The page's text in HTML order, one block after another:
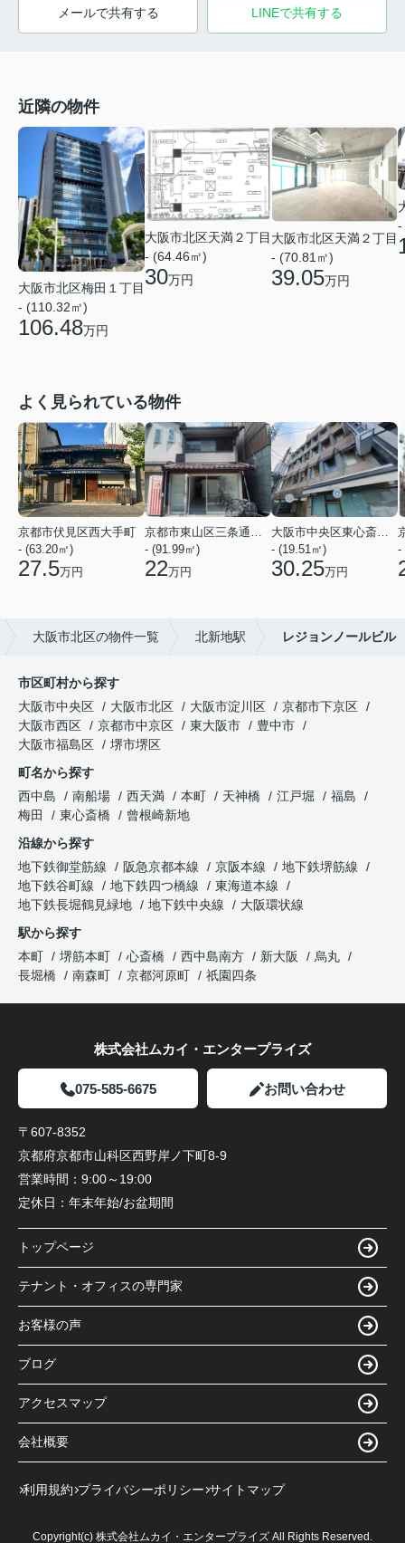
メールで共有する LINEで共有する
近隣の物件
大阪市北区梅田１丁目
- (110.32㎡)
106.48万円
大阪市北区天満２丁目
- (64.46㎡)
30万円
大阪市北区天満２丁目
- (70.81㎡)
39.05万円
-
よく見られている物件
京都市伏見区西大手町
- (63.20㎡)
27.5万円
- (91.99㎡)
22万円
- (19.51㎡)
30.25万円
-
大阪市北区の物件一覧 北新地駅 レジョンノールビル
市区町村から探す
大阪市中央区
大阪市北区 大阪市淀川区
京都市下京区
大阪市西区
京都市中京区 東大阪市
豊中市
大阪市福島区
堺市堺区
町名から探す
西中島
南船場 西天満 本町 天神橋 江戸堀
福島
梅田
東心斎橋
曾根崎新地
沿線から探す
地下鉄御堂筋線
阪急京都本線 京阪本線
地下鉄堺筋線
地下鉄谷町線
地下鉄四つ橋線
東海道本線
地下鉄長堀鶴見緑地
地下鉄中央線
大阪環状線
駅から探す
本町
堺筋本町 心斎橋 西中島南方 新大阪
烏丸
長堀橋
南森町 京都河原町 祇園四条
株式会社ムカイ・エンタープライズ
075-585-6675 お問い合わせ
〒607-8352
京都府京都市山科区西野岸ノ下町8-9
営業時間： 9:00～19:00
定休日： 年末年始/お盆期間
トップページ
テナント・オフィスの専門家
お客様の声
ブログ
アクセスマップ
会社概要
利用規約 プライバシーポリシー サイトマップ
Copyright(c) 株式会社ムカイ・エンタープライズ All Rights Reserved.